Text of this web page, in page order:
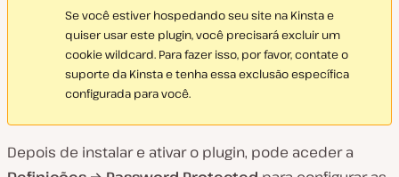
Se você estiver hospedando seu site na Kinsta e
quiser usar este plugin, você precisará excluir um
cookie wildcard. Para fazer isso, por favor, contate o
suporte da Kinsta e tenha essa exclusão específica
configurada para você.
Depois de instalar e ativar o plugin, pode aceder a